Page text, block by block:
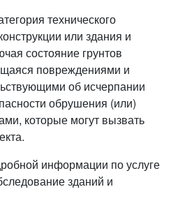
технического
или здания и
состояние грунтов
повреждениями и
об исчерпании
обрушения (или)
которые могут вызвать
информации по услуге
зданий и